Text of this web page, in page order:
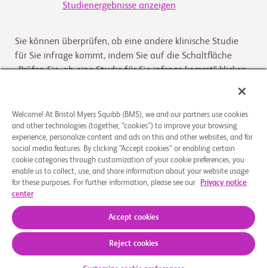
Studienergebnisse anzeigen
Sie können überprüfen, ob eine andere klinische Studie
für Sie infrage kommt, indem Sie auf die Schaltfläche
„Prüfen Sie, ob eine Studie für Sie infrage kommt“ klicken
Überblick
The purpose of this study is to investigate the effects of
experimental medication BMS-986165 in healthy male
Datenschutzbestimmungen Impressum
Welcome! At Bristol Myers Squibb (BMS), we and our partners use cookies
and other technologies (together, “cookies”) to improve your browsing
experience, personalize content and ads on this and other websites, and for
social media features. By clicking “Accept cookies” or enabling certain
cookie categories through customization of your cookie preferences, you
enable us to collect, use, and share information about your website usage
for these purposes. For further information, please see our
Privacy notice
center
Accept cookies
Reject cookies